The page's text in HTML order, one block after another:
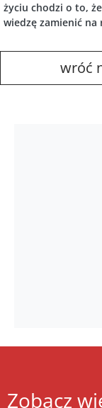
życiu chodzi o to,
wiedzę zamienić na
wróć
Zobacz